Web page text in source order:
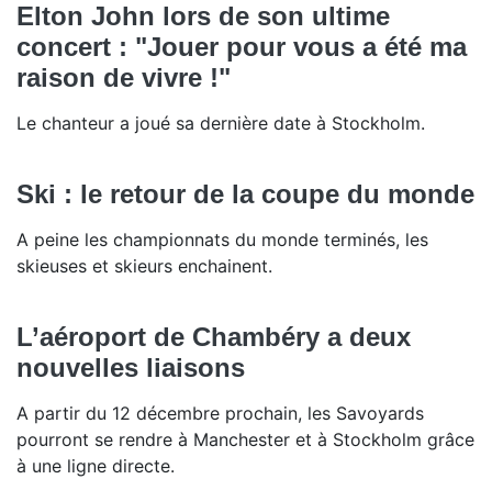
Elton John lors de son ultime
concert : "Jouer pour vous a été ma
raison de vivre !"
Le chanteur a joué sa dernière date à Stockholm.
Ski : le retour de la coupe du monde
A peine les championnats du monde terminés, les
skieuses et skieurs enchainent.
L’aéroport de Chambéry a deux
nouvelles liaisons
A partir du 12 décembre prochain, les Savoyards
pourront se rendre à Manchester et à Stockholm grâce
à une ligne directe.